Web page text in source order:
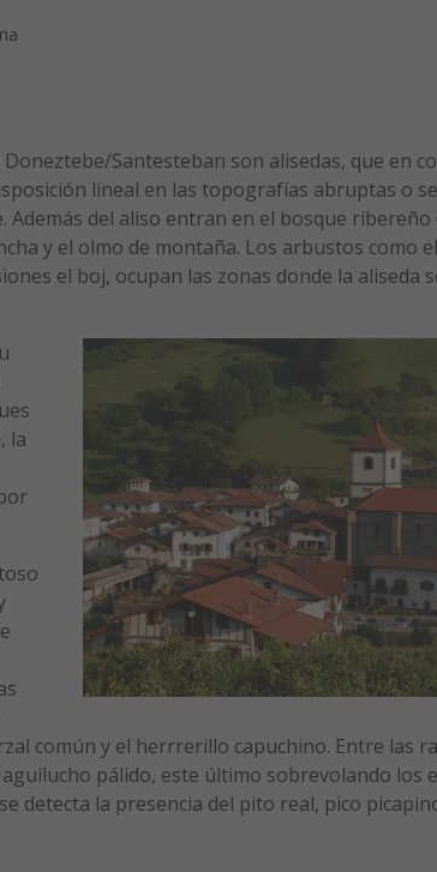
Santesteban son alisedas, que en
lineal en las topografías abruptas o
Además del aliso entran en el bosque ribereño
y el olmo de montaña. Los arbustos como
el boj, ocupan las zonas donde la aliseda
la
común y el herrrerillo capuchino. Entre las
pálido, este último sobrevolando los
detecta la presencia del pito real, pico